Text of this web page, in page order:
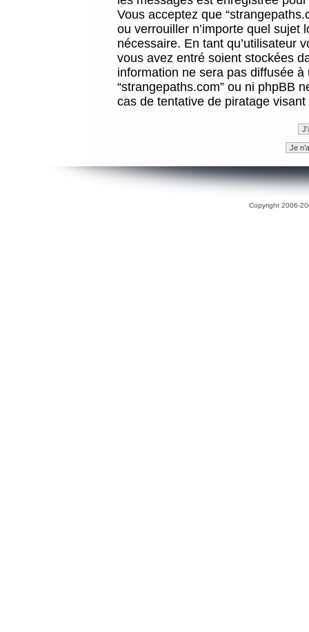
Vous acceptez que
ou verrouiller n’importe quel sujet
nécessaire. En tant qu’utilisateur
vous avez entré soient stockées
information ne sera pas diffusée
“strangepaths.com” ou ni phpBB
cas de tentative de piratage
Copyright 2006-